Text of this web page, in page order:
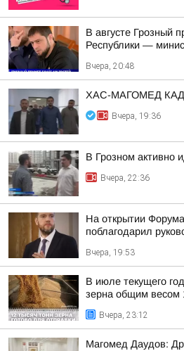
В августе Грозный
Республики —
Вчера, 20:48
ХАС-МАГОМЕД
Вчера, 19:36
В Грозном активно
Вчера, 22:36
На открытии
поблагодарил
Вчера, 19:53
В июле текущего
зерна общим весом
Вчера, 23:12
Магомед Даудов: